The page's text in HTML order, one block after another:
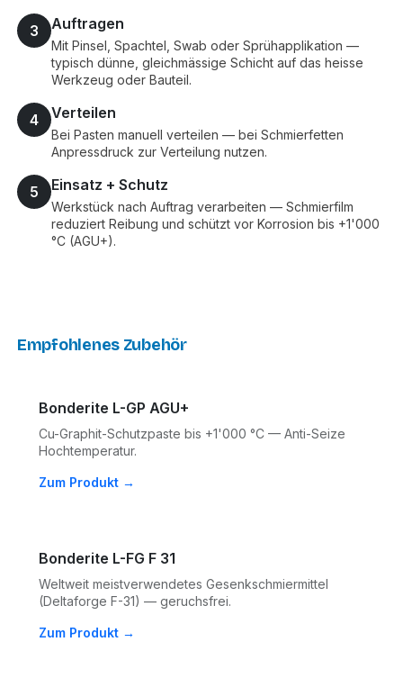
3 Auftragen
Mit Pinsel, Spachtel, Swab oder Sprühapplikation —
typisch dünne, gleichmässige Schicht auf das heisse
Werkzeug oder Bauteil.
4 Verteilen
Bei Pasten manuell verteilen — bei Schmierfetten
Anpressdruck zur Verteilung nutzen.
5 Einsatz + Schutz
Werkstück nach Auftrag verarbeiten — Schmierfilm
reduziert Reibung und schützt vor Korrosion bis +1'000
°C (AGU+).
Empfohlenes Zubehör
Bonderite L-GP AGU+
Cu-Graphit-Schutzpaste bis +1'000 °C — Anti-Seize
Hochtemperatur.
Zum Produkt →
Bonderite L-FG F 31
Weltweit meistverwendetes Gesenkschmiermittel
(Deltaforge F-31) — geruchsfrei.
Zum Produkt →